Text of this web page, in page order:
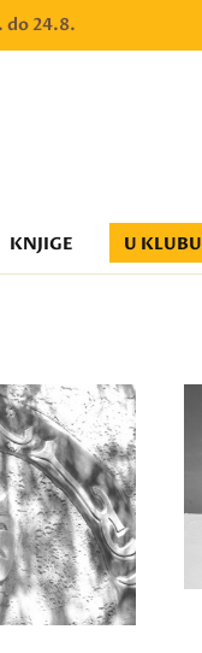
do 24.8.
KNJIGE U KLUBU